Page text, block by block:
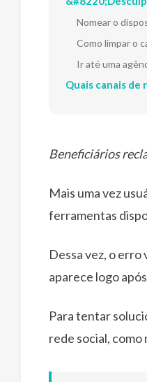
Nomear o
Como limpar o
Ir até uma
Quais canais de
Beneficiários
Mais uma vez
ferramentas
Dessa vez, o erro
aparece logo
Para tentar
rede social,